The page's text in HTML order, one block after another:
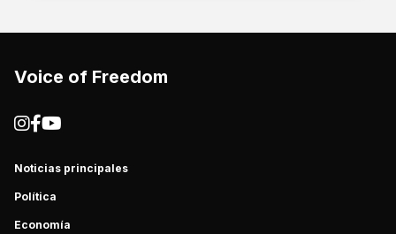
Voice of Freedom
Noticias principales
Política
Economía